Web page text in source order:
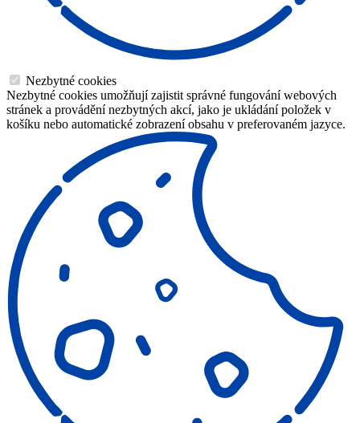
Nezbytné cookies
Nezbytné cookies umožňují zajistit správné fungování webových
stránek a provádění nezbytných akcí, jako je ukládání položek v
košíku nebo automatické zobrazení obsahu v preferovaném jazyce.